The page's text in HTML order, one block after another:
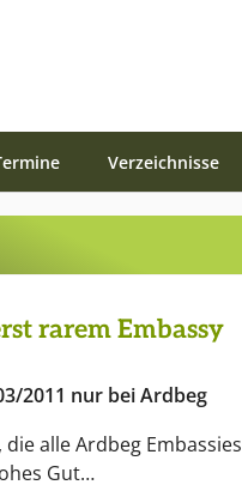
Verzeichnisse
rarem Embassy
2011 nur bei Ardbeg
alle Ardbeg Embassies
Gut…